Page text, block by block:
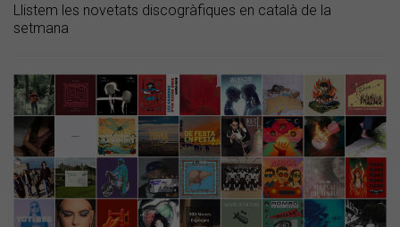
Llistem les novetats discogràfiques en català de la
setmana